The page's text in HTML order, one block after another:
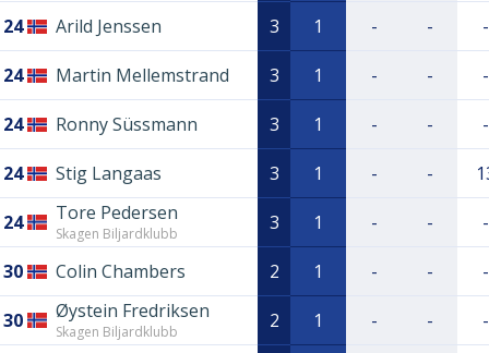
24 Arild Jenssen 3 1 - - -
24 Martin Mellemstrand 3 1 - - -
24 Ronny Süssmann 3 1 - - -
24 Stig Langaas 3 1 - -
24 Tore Pedersen
Skagen Biljardklubb 3 1 - - -
30 Colin Chambers 2 1 - - -
30 Øystein Fredriksen
Skagen Biljardklubb 2 1 - -
-